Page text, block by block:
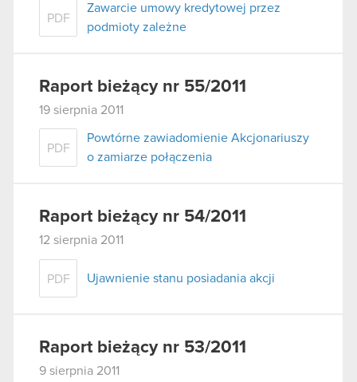
PDF
Zawarcie umowy kredytowej przez
podmioty zależne
Raport bieżący nr 55/2011
19 sierpnia 2011
PDF
Powtórne zawiadomienie Akcjonariuszy
o zamiarze połączenia
Raport bieżący nr 54/2011
12 sierpnia 2011
PDF Ujawnienie stanu posiadania akcji
Raport bieżący nr 53/2011
9 sierpnia 2011